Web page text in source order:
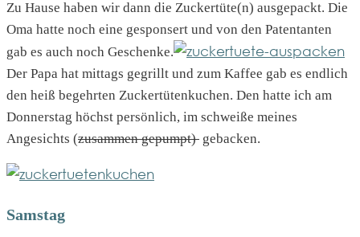
Zu Hause haben wir dann die Zuckertüte(n) ausgepackt. Die
Oma hatte noch eine gesponsert und von den Patentanten
gab es auch noch Geschenke.
Der Papa hat mittags gegrillt und zum Kaffee gab es endlich
den heiß begehrten Zuckertütenkuchen. Den hatte ich am
Donnerstag höchst persönlich, im schweiße meines
Angesichts (zusammen gepumpt) gebacken.
Samstag